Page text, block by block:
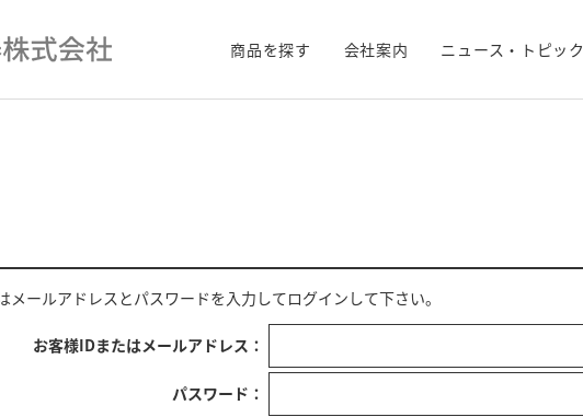
商品を探す 会社案内 ニュース・トピック
メールアドレス とパスワードを入力してログインして下さい。
お客様IDまたはメールアドレス：
パスワード：